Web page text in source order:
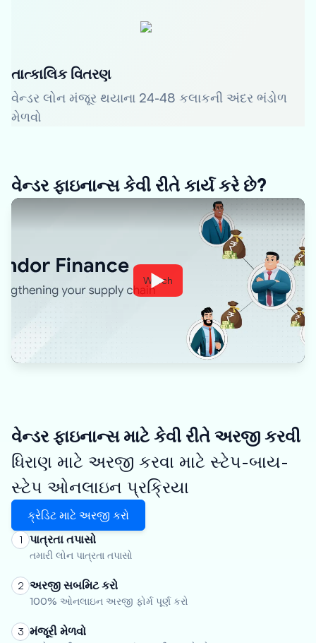
તાત્કાલિક વિતરણ
વેન્ડર લોન મંજૂર થયાના 24-48 કલાકની અંદર ભંડોળ
મેળવો
વેન્ડર ફાઇનાન્સ કેવી રીતે કાર્ય કરે છે?
Watch
વેન્ડર ફાઇનાન્સ માટે કેવી રીતે અરજી કરવી
ધિરાણ માટે અરજી કરવા માટે સ્ટેપ-બાય-
સ્ટેપ ઓનલાઇન પ્રક્રિયા
ક્રેડિટ માટે અરજી કરો
1 પાત્રતા તપાસો
તમારી લોન પાત્રતા તપાસો
2 અરજી સબમિટ કરો
100% ઓનલાઇન અરજી ફોર્મ પૂર્ણ કરો
3 મંજૂરી મેળવો